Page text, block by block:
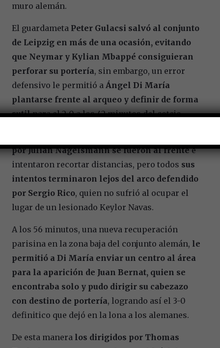
muro alemán.
El guardameta Peter Gulacsi salvó al conjunto
de Leipzig en más de una ocasión, evitando
que Neymar y Kylian Mbappé consiguieran
perforar su portería, sin embargo, un error
defensivo le permitió a Ángel Di María
plantarse frente al arqueo y definir de forma
sutilpara el 2-0 a los 42 minutos del cotejo.
por Julian Nagelsmann se fueron al frentee
intentaron recortar distancias, pero todos sus
intentos terminaron lejos del arco defendido
por Sergio Rico, quien no sufrió al ocupar el
lugar de un lesionado Keylor Navas.
A los 56 minutos, una nueva recuperación
parisina en la zona baja del conjunto alemán, le
permitió a Di María enviar un centro al área
para la aparición de Juan Bernat, quien se
encontraba solo y pudo dirigir su cabezazo
con destino de portería, logrando así el 3-0
definitico que dejó en la lona a los alemanes.
De esta manera los dirigidos por Thomas